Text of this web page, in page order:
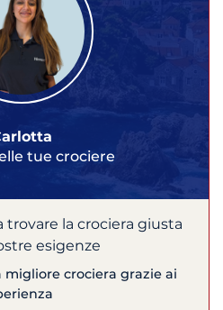
tue crociere
trovare la crociera giusta
esigenze
migliore crociera grazie ai